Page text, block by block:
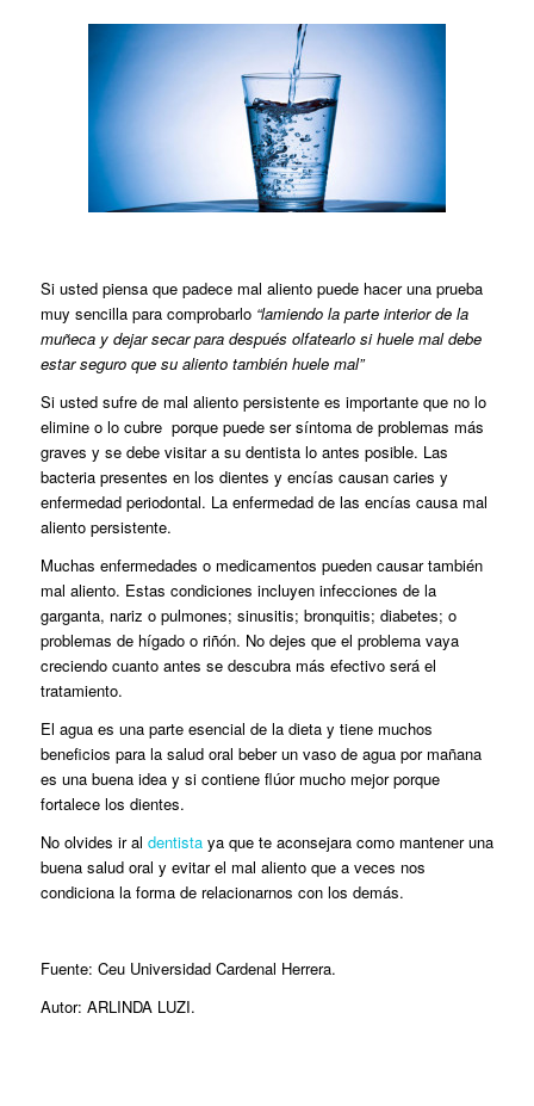
Si usted piensa que padece mal aliento puede hacer una prueba
muy sencilla para comprobarlo “lamiendo la parte interior de la
muñeca y dejar secar para después olfatearlo si huele mal debe
estar seguro que su aliento también huele mal”
Si usted sufre de mal aliento persistente es importante que no lo
elimine o lo cubre porque puede ser síntoma de problemas más
graves y se debe visitar a su dentista lo antes posible. Las
bacteria presentes en los dientes y encías causan caries y
enfermedad periodontal. La enfermedad de las encías causa mal
aliento persistente.
Muchas enfermedades o medicamentos pueden causar también
mal aliento. Estas condiciones incluyen infecciones de la
garganta, nariz o pulmones; sinusitis; bronquitis; diabetes; o
problemas de hígado o riñón. No dejes que el problema vaya
creciendo cuanto antes se descubra más efectivo será el
tratamiento.
El agua es una parte esencial de la dieta y tiene muchos
beneficios para la salud oral beber un vaso de agua por mañana
es una buena idea y si contiene flúor mucho mejor porque
fortalece los dientes.
No olvides ir al dentista ya que te aconsejara como mantener una
buena salud oral y evitar el mal aliento que a veces nos
condiciona la forma de relacionarnos con los demás.
Fuente: Ceu Universidad Cardenal Herrera.
Autor: ARLINDA LUZI.